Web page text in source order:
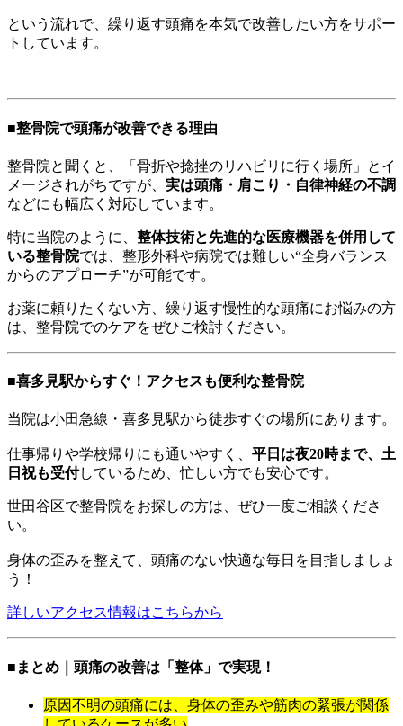
という流れで、繰り返す頭痛を本気で改善したい方をサポー
トしています。
■整骨院で頭痛が改善できる理由
整骨院と聞くと、「骨折や捻挫のリハビリに行く場所」とイ
メージされがちですが、 実は頭痛・肩こり・自律神経の不調
などにも幅広く対応しています。
特に当院のように、 整体技術と先進的な医療機器を併用して
いる整骨院では、整形外科や病院では難しい“全身バランス
からのアプローチ”が可能です。
お薬に頼りたくない方、繰り返す慢性的な頭痛にお悩みの方
は、整骨院でのケアをぜひご検討ください。
■喜多見駅からすぐ！アクセスも便利な整骨院
当院は小田急線・喜多見駅から徒歩すぐの場所にあります。
仕事帰りや学校帰りにも通いやすく、 平日は夜20時まで、土
日祝も受付しているため、忙しい方でも安心です。
世田谷区で整骨院をお探しの方は、ぜひ一度ご相談くださ
い。
身体の歪みを整えて、頭痛のない快適な毎日を目指しましょ
う！
詳しいアクセス情報はこちらから
■まとめ｜頭痛の改善は「整体」で実現！
原因不明の頭痛には、身体の歪みや筋肉の緊張が関係